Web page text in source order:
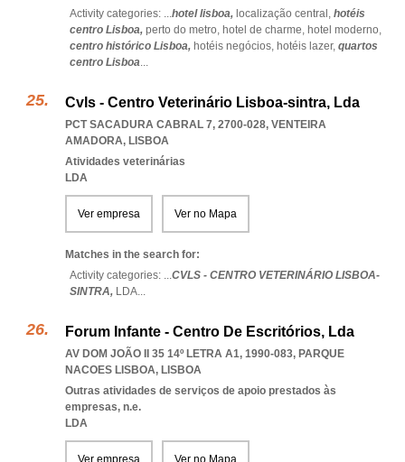
Activity categories: ...hotel lisboa, localização central, hotéis
centro Lisboa, perto do metro, hotel de charme, hotel moderno,
centro histórico Lisboa, hotéis negócios, hotéis lazer, quartos
centro Lisboa...
Cvls - Centro Veterinário Lisboa-sintra, Lda
PCT SACADURA CABRAL 7, 2700-028, VENTEIRA
AMADORA, LISBOA
Atividades veterinárias
LDA
Ver empresa Ver no Mapa
Matches in the search for:
Activity categories: ...CVLS - CENTRO VETERINÁRIO LISBOA-
SINTRA, LDA...
Forum Infante - Centro De Escritórios, Lda
AV DOM JOÃO II 35 14º LETRA A1, 1990-083, PARQUE
NACOES LISBOA, LISBOA
Outras atividades de serviços de apoio prestados às
empresas, n.e.
LDA
Ver empresa Ver no Mapa